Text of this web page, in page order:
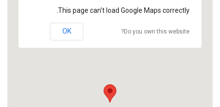
This page can't load Google Maps correctly.
Do you own this website?
OK